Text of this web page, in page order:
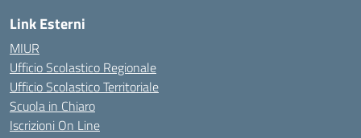
Link Esterni
MIUR
Ufficio Scolastico Regionale
Ufficio Scolastico Territoriale
Scuola in Chiaro
Iscrizioni On Line